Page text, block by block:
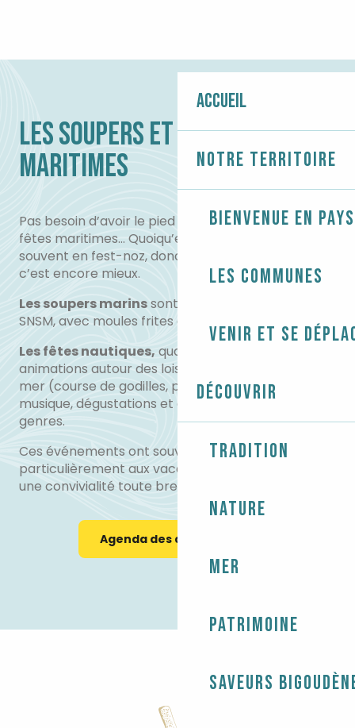
Accueil
Notre territoire
Bienvenue en
Les communes
Venir et se
Découvrir
Tradition
Nature
Mer
Patrimoine
Saveurs
LES SOUPERS ET FÊTES
MARITIMES
Pas besoin d’avoir le pied marin pour profiter des
fêtes maritimes… Quoiqu’elles se terminent
souvent en fest-noz, donc, si vous avez le pied sûr
c’est encore mieux.
Les soupers marinssont souvent organisés par la
SNSM, avec moules frites et chants de marins.
Les fêtes nautiques, quant à elles, sont des
animations autour des loisirs en rapport avec la
mer (course de godilles, petits tours en mer), avec
musique, dégustations et démonstrations en tous
genres.
Ces événements ont souvent lieu l’été et plaisent
particulièrement aux vacanciers qui y trouvent
une convivialité toute bretonne.
Agenda des animations